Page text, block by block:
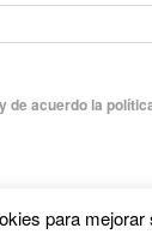
de acuerdo la
para mejorar